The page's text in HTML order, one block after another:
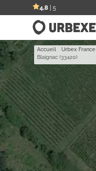
4,8 | 5
Accueil -Urbex France
Blaignac (33420)